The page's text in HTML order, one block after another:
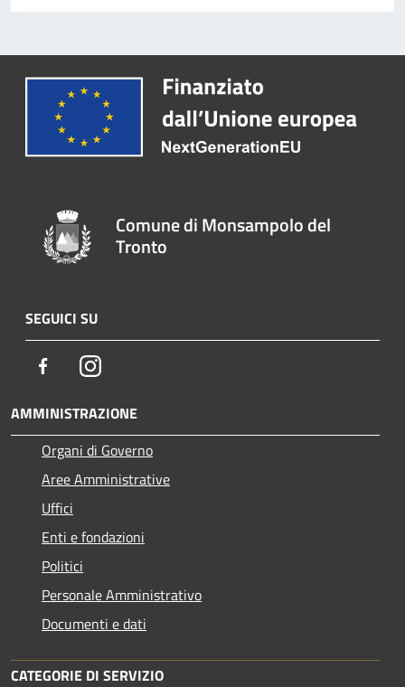
Comune di Monsampolo del
Tronto
SEGUICI SU
FacebookInstagram
AMMINISTRAZIONE
Organi di Governo
Aree Amministrative
Uffici
Enti e fondazioni
Politici
Personale Amministrativo
Documenti e dati
CATEGORIE DI SERVIZIO